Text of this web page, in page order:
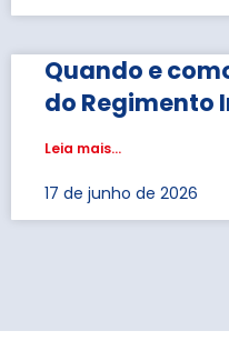
Quando e
do Regimento
Leia mais...
17 de junho de 2026